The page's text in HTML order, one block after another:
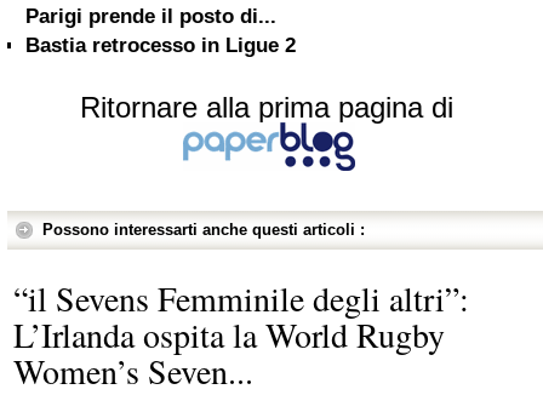
Parigi prende il posto di...
Bastia retrocesso in Ligue 2
Ritornare alla prima pagina di
Possono interessarti anche questi articoli :
“il Sevens Femminile degli altri”:
L’Irlanda ospita la World Rugby
Women’s Seven...